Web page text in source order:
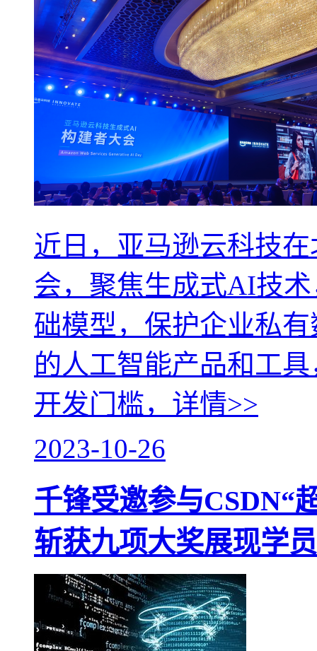
近日，亚马逊云科技
会，聚焦生成式AI技
础模型，保护企业私
的人工智能产品和工
开发门槛， 详情>>
2023-10-26
千锋受邀参与CSDN“
斩获九项大奖展现学